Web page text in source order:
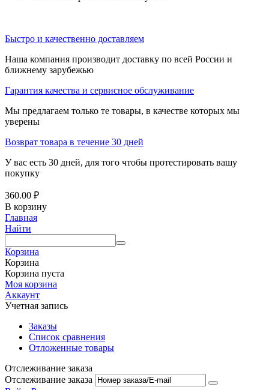
Быстро и качественно доставляем
Наша компания производит доставку по всей России и
ближнему зарубежью
Гарантия качества и сервисное обслуживание
Мы предлагаем только те товары, в качестве которых мы
уверены
Возврат товара в течение 30 дней
У вас есть 30 дней, для того чтобы протестировать вашу
покупку
360.00 ₽
В корзину
Главная
Найти
Корзина
Корзина
Корзина пуста
Моя корзина
Аккаунт
Учетная запись
Заказы
Список сравнения
Отложенные товары
Отслеживание заказа
Отслеживание заказа